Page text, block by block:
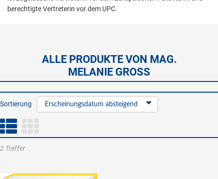
berechtigte Vertreterin vor dem UPC.
ALLE PRODUKTE VON MAG.
MELANIE GROSS
Sortierung Erscheinungsdatum absteigend
2 Treffer